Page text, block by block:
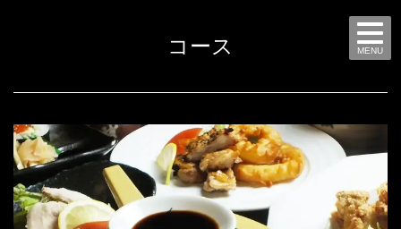
MENU
コース